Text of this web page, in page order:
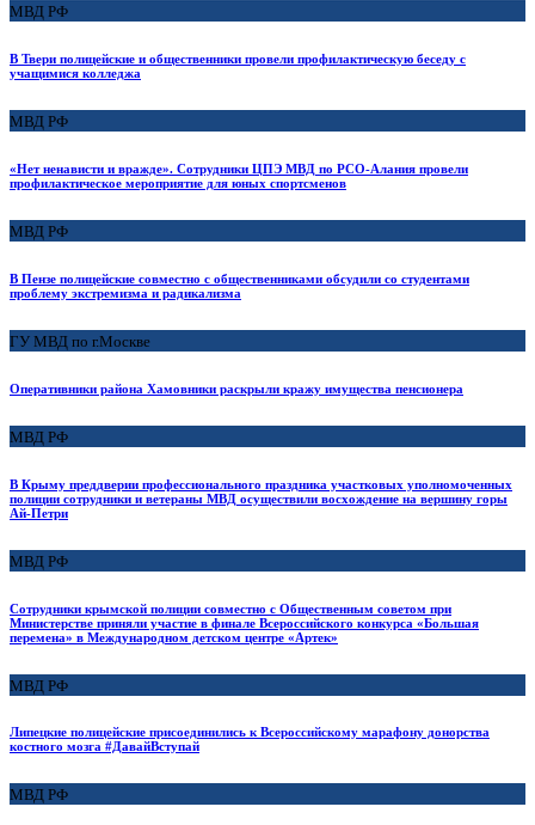
МВД РФ
В Твери полицейские и общественники провели профилактическую беседу с
учащимися колледжа
МВД РФ
«Нет ненависти и вражде». Сотрудники ЦПЭ МВД по РСО-Алания провели
профилактическое мероприятие для юных спортсменов
МВД РФ
В Пензе полицейские совместно с общественниками обсудили со студентами
проблему экстремизма и радикализма
ГУ МВД по г.Москве
Оперативники района Хамовники раскрыли кражу имущества пенсионера
МВД РФ
В Крыму преддверии профессионального праздника участковых уполномоченных
полиции сотрудники и ветераны МВД осуществили восхождение на вершину горы
Ай-Петри
МВД РФ
Сотрудники крымской полиции совместно с Общественным советом при
Министерстве приняли участие в финале Всероссийского конкурса «Большая
перемена» в Международном детском центре «Артек»
МВД РФ
Липецкие полицейские присоединились к Всероссийскому марафону донорства
костного мозга #ДавайВступай
МВД РФ